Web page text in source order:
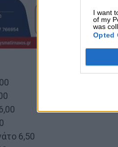
I want
of my
was
Opted
6,50